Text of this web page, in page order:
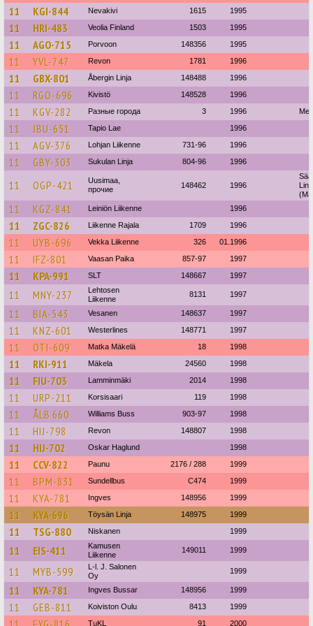
11 KGI-844 Nevakivi 1615 1995
11 HRI-483 Veolia Finland 1503 1995
11 AGO-715 Porvoon 148356 1995
11 YVL-747 Revon 1781 1996
11 GBX-801 Åbergin Linja 148488 1996
11 RGO-696 Kivistö 148528 1996
11 KGV-282 Разные города 3 1996
11 JBU-651 Tapio Lae 1996
11 AGV-376 Lohjan Liikenne 731-96 1996
11 GBY-303 Sukulan Linja 804-96 1996
11 OGP-421
Uusimaa,
прочие
148462 1996
11 KGZ-841 Leiniön Liikenne 1996
11 ZGC-826 Liikenne Rajala 1709 1996
11 UYB-696 Vekka Liikenne 326 01.1996
11 IFZ-801 Vaasan Paika 857-97 1997
11 KPA-991 SLT 148667 1997
11 MNY-237
Lehtosen
Liikenne
8131 1997
11 BIA-543 Vesanen 148637 1997
11 KNZ-601 Westerlines 148771 1997
11 OTI-609 Matka Mäkelä 18 1998
11 RKI-911 Mäkela 24560 1998
11 FIU-703 Lamminmäki 2014 1998
11 URP-211 Korsisaari 119 1998
11 ÅLB 660 Williams Buss 903-97 1998
11 HIJ-798 Revon 148807 1998
11 HIJ-702 Oskar Haglund 1998
11 CCV-822 Paunu 2176 / 288 1999
11 BPM-831 Sundellbus C474 1999
11 KYA-781 Ingves 148956 1999
11 KYA-696 Töysän Linja 148975 1999
11 TSG-880 Niskanen 1999
11 EIS-411
Kamusen
Liikenne
149011 1999
11 MYB-599
L-l. J. Salonen
Oy
1999
11 KYA-781 Ingves Bussar 148956 1999
11 GEB-811 Koiviston Oulu 8413 1999
TuKL 91 2000